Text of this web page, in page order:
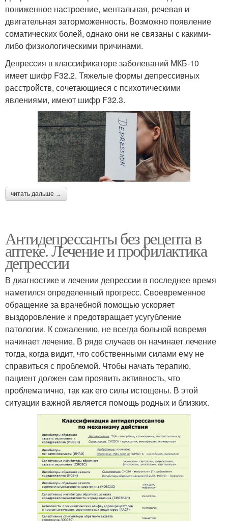
пониженное настроение, ментальная, речевая и
двигательная заторможенность. Возможно появление
соматических болей, однако они не связаны с какими-
либо физиологическими причинами.
Депрессия в классификаторе заболеваний МКБ-10
имеет шифр F32.2. Тяжелые формы депрессивных
расстройств, сочетающиеся с психотическими
явлениями, имеют шифр F32.3.
читать дальше →
Антидепрессанты без рецепта в
аптеке. Лечение и профилактика
депрессии
В диагностике и лечении депрессии в последнее время
наметился определенный прогресс. Своевременное
обращение за врачебной помощью ускоряет
выздоровление и предотвращает усугубление
патологии. К сожалению, не всегда больной вовремя
начинает лечение. В ряде случаев он начинает лечение
тогда, когда видит, что собственными силами ему не
справиться с проблемой. Чтобы начать терапию,
пациент должен сам проявить активность, что
проблематично, так как его силы истощены. В этой
ситуации важной является помощь родных и близких.